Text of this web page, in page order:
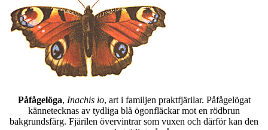
Påfågelöga, Inachis io, art i familjen praktfjärilar. Påfågelögat
kännetecknas av tydliga blå ögonfläckar mot en rödbrun
bakgrundsfärg. Fjärilen övervintrar som vuxen och därför kan den